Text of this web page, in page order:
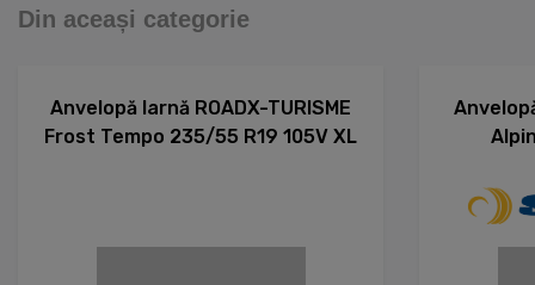
Din aceași categorie
Anvelopă Iarnă ROADX-TURISME
Frost Tempo 235/55 R19 105V XL